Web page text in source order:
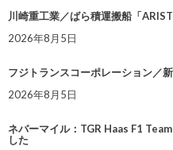
川崎重工業／ばら積運搬船「
2026年8月5日
フジトランスコーポレーション／
2026年8月5日
ネバーマイル：TGR Haas F1
した